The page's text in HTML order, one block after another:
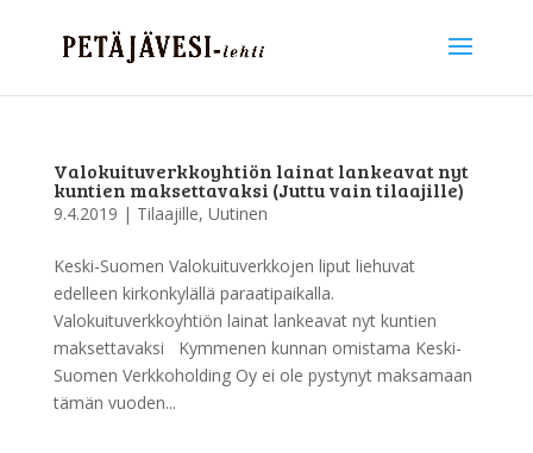
Valokuituverkkoyhtiön lainat lankeavat nyt
kuntien maksettavaksi (Juttu vain tilaajille)
9.4.2019 | Tilaajille, Uutinen
Keski-Suomen Valokuituverkkojen liput liehuvat
edelleen kirkonkylällä paraatipaikalla.
Valokuituverkkoyhtiön lainat lankeavat nyt kuntien
maksettavaksi Kymmenen kunnan omistama Keski-
Suomen Verkkoholding Oy ei ole pystynyt maksamaan
tämän vuoden...